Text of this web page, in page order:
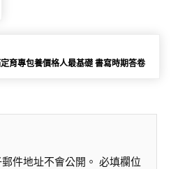
育專包養價格人最基礎 書寫時期答卷
件地址不會公開。 必填欄位